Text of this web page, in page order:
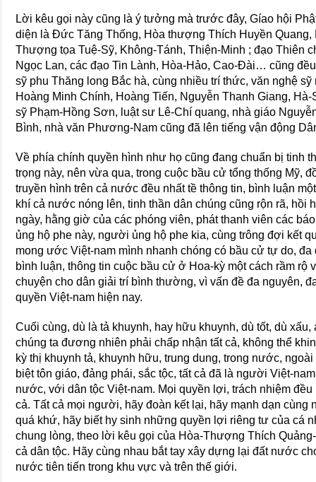
Lời kêu gọi này cũng là ý tưởng mà trước đây, Gíao hội
diện là Ðức Tăng Thống, Hòa thượng Thích Huyền
Thượng tọa Tuệ-Sỹ, Không-Tánh, Thiện-Minh ; đạo Thiên
Ngọc Lan, các đạo Tin Lành, Hòa-Hảo, Cao-Ðài… cũng
sỹ phu Thăng long Bắc hà, cùng nhiều trí thức, văn nghệ
Hoàng Minh Chính, Hoàng Tiến, Nguyễn Thanh Giang,
sỹ Phạm-Hồng Sơn, luật sư Lê-Chí quang, nhà giáo
Bình, nhà văn Phương-Nam cũng đã lên tiếng vận động
Về phía chính quyền hình như họ cũng đang chuẩn bị tinh
trọng này, nên vừa qua, trong cuộc bầu cử tổng thống Mỹ,
truyền hình trên cả nước đều nhất tề thông tin, bình luận
khí cả nước nóng lên, tinh thần dân chúng cũng rộn rã, hồi
ngày, hằng giờ của các phóng viên, phát thanh viên các
ủng hộ phe này, người ủng hộ phe kia, cùng trông đợi kết
mong ước Việt-nam mình nhanh chóng có bầu cử tự do,
bình luận, thông tin cuộc bầu cử ở Hoa-kỳ một cách rầm rộ
chuyện cho dân giải trí bình thường, vì vấn đề đa nguyên,
quyền Việt-nam hiện nay.
Cuối cùng, dù là tả khuynh, hay hữu khuynh, dù tốt, dù
chúng ta đương nhiên phải chấp nhận tất cả, không thể
kỳ thị khuynh tả, khuynh hữu, trung dung, trong nước,
biệt tôn giáo, đảng phái, sắc tộc, tất cả đã là người Việt-
nước, với dân tộc Việt-nam. Mọi quyền lợi, trách nhiệm
cả. Tất cả mọi người, hãy đoàn kết lại, hãy mạnh dạn
quá khứ, hãy biết hy sinh những quyền lợi riêng tư của cá
chung lòng, theo lời kêu gọi của Hòa-Thượng Thích
cả dân tộc. Hãy cùng nhau bắt tay xây dựng lại đất nước
nước tiên tiến trong khu vực và trên thế giới.